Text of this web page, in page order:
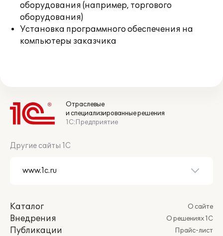
оборудования (например, торгового
оборудования)
Установка программного обеспечения на
компьютеры заказчика
Отраслевые
и специализированные решения
1С:Предприятие
Другие сайты 1С
Каталог
Внедрения
Публикации
О сайте
О решениях 1С
Прайс-лист